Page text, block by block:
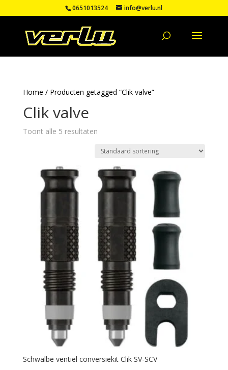
0651013524 info@verlu.nl
Home / Producten getagged “Clik valve”
Clik valve
Toont alle 5 resultaten
Schwalbe ventiel conversiekit Clik SV-SCV